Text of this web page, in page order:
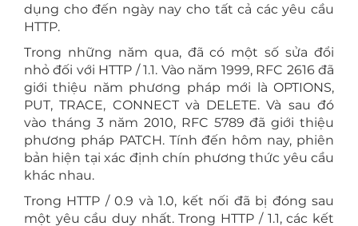
dụng cho đến ngày nay cho tất cả các yêu cầu
HTTP.
Trong những năm qua, đã có một số sửa đổi
nhỏ đối với HTTP / 1.1. Vào năm 1999, RFC 2616 đã
giới thiệu năm phương pháp mới là OPTIONS,
PUT, TRACE, CONNECT và DELETE. Và sau đó
vào tháng 3 năm 2010, RFC 5789 đã giới thiệu
phương pháp PATCH. Tính đến hôm nay, phiên
bản hiện tại xác định chín phương thức yêu cầu
khác nhau.
Trong HTTP / 0.9 và 1.0, kết nối đã bị đóng sau
một yêu cầu duy nhất. Trong HTTP / 1.1, các kết